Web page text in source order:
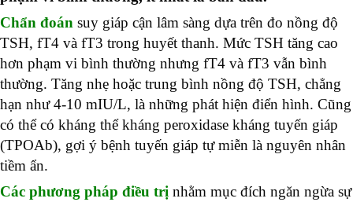
Chẩn đoán suy giáp cận lâm sàng dựa trên đo nồng độ
TSH, fT4 và fT3 trong huyết thanh. Mức TSH tăng cao
hơn phạm vi bình thường nhưng fT4 và fT3 vẫn bình
thường. Tăng nhẹ hoặc trung bình nồng độ TSH, chẳng
hạn như 4-10 mIU/L, là những phát hiện điển hình. Cũng
có thể có kháng thể kháng peroxidase kháng tuyến giáp
(TPOAb), gợi ý bệnh tuyến giáp tự miễn là nguyên nhân
tiềm ẩn.
Các phương pháp điều trị nhằm mục đích ngăn ngừa sự